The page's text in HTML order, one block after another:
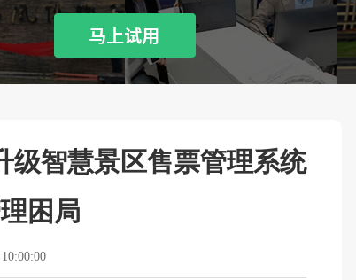
级智慧景区售票管理系统
困局